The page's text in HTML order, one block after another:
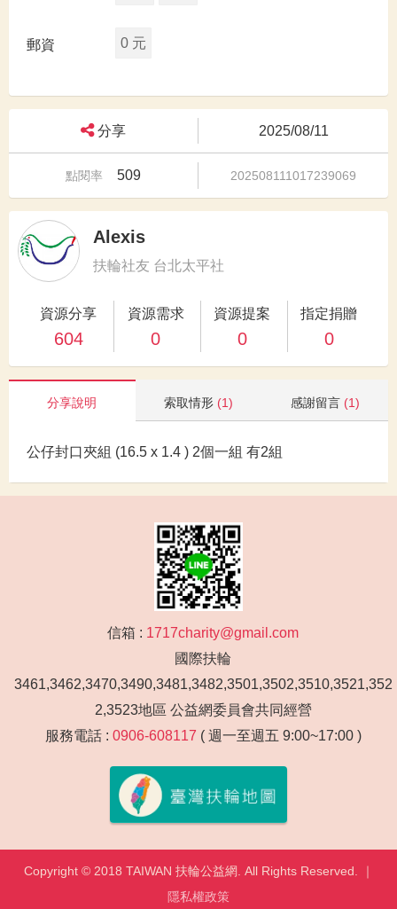
郵資 0 元
分享 2025/08/11
點閱率 509 202508111017239069
Alexis
扶輪社友 台北太平社
資源分享
604
資源需求
0
資源提案
0
指定捐贈
0
分享說明 索取情形 (1) 感謝留言 (1)
公仔封口夾組 (16.5 x 1.4 ) 2個一組 有2組
信箱 : 1717charity@gmail.com
國際扶輪
3461,3462,3470,3490,3481,3482,3501,3502,3510,3521,352
2,3523地區 公益網委員會共同經營
服務電話 : 0906-608117 ( 週一至週五 9:00~17:00 )
Copyright © 2018 TAIWAN 扶輪公益網. All Rights Reserved. ｜
隱私權政策